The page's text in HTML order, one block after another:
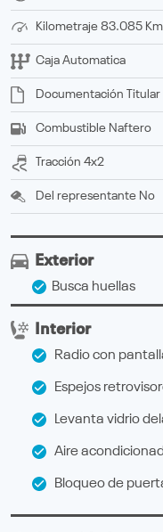
Kilometraje 83.085 Km
Caja Automatica
Documentación titular
Combustible Naftero
Tracción 4x2
Del representante No
Exterior
Busca huellas
Interior
Radio con
Espejos
Levanta vidrio
Aire
Bloqueo de